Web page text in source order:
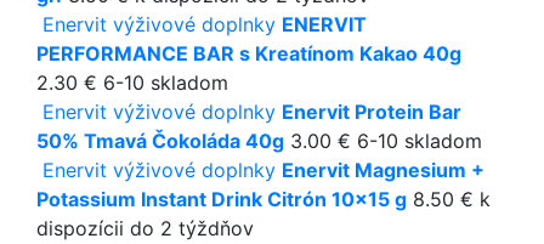
Enervit výživové doplnky ENERVIT
PERFORMANCE BAR s Kreatínom Kakao 40g
2.30 € 6-10 skladom
Enervit výživové doplnky Enervit Protein Bar
50% Tmavá Čokoláda 40g 3.00 € 6-10 skladom
Enervit výživové doplnky Enervit Magnesium +
Potassium Instant Drink Citrón 10x15 g 8.50 € k
dispozícii do 2 týždňov